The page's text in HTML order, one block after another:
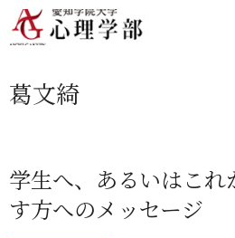
葛文綺
学生へ、あるいはこ
す方へのメッセージ